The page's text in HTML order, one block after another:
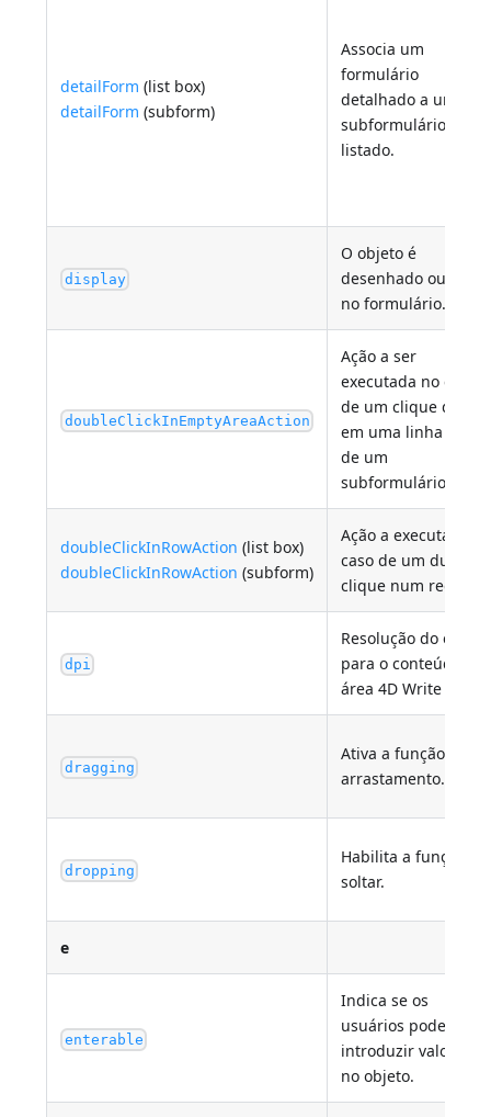
detailForm (list box)
detailForm (subform)
Associa um
formulário
detalhado a um
subformulário
listado.
display
O objeto é
desenhado ou não
no formulário.
doubleClickInEmptyAreaAction
Ação a ser
executada no caso
de um clique duplo
em uma linha vazia
de um
subformulário lista.
doubleClickInRowAction (list box)
doubleClickInRowAction (subform)
Ação a executar no
caso de um duplo
clique num registo.
dpi
Resolução do ecrã
para o conteúdo da
área 4D Write Pro.
dragging
Ativa a função de
arrastamento.
dropping
Habilita a função de
soltar.
e
enterable
Indica se os
usuários podem
introduzir valores
no objeto.